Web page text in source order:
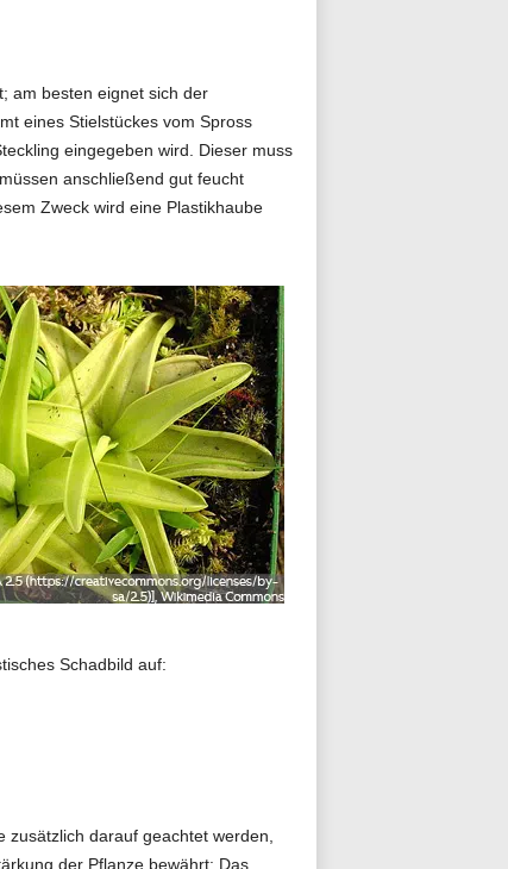
am besten eignet sich der
eines Stielstückes vom Spross
eingegeben wird. Dieser muss
anschließend gut feucht
Zweck wird eine Plastikhaube
Schadbild auf:
darauf geachtet werden,
der Pflanze bewährt: Das